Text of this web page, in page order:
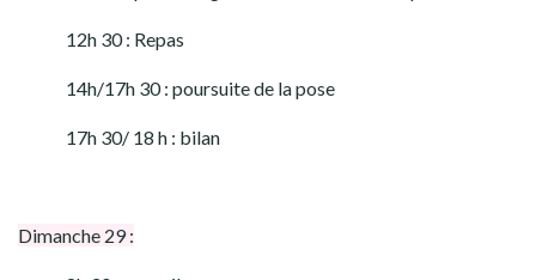
12h 30 : Repas
14h/17h 30 : poursuite de la pose
17h 30/ 18 h : bilan
Dimanche 29 :